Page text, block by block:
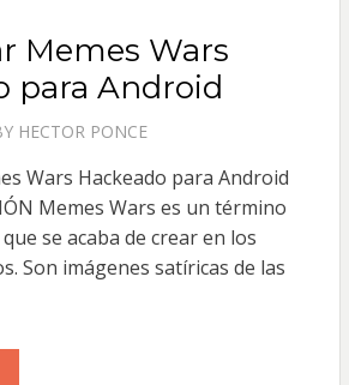
Memes Wars
para Android
HECTOR PONCE
Wars Hackeado para Android
Memes Wars es un término
se acaba de crear en los
Son imágenes satíricas de las